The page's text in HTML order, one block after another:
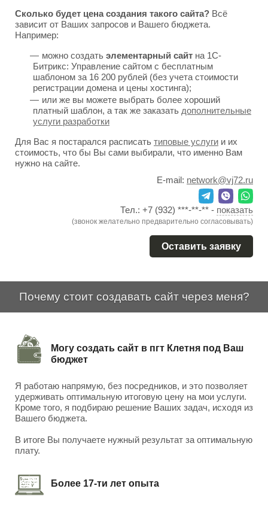
Сколько будет цена создания такого сайта? Всё
зависит от Ваших запросов и Вашего бюджета.
Например:
можно создать элементарный сайт на 1С-
Битрикс: Управление сайтом с бесплатным
шаблоном за 16 200 рублей (без учета стоимости
регистрации домена и цены хостинга);
или же вы можете выбрать более хороший
платный шаблон, а так же заказать дополнительные
услуги разработки
Для Вас я постарался расписать типовые услуги и их
стоимость, что бы Вы сами выбирали, что именно Вам
нужно на сайте.
E-mail: network@vj72.ru
Тел.: +7 (932) ***-**-** - показать
(звонок желательно предварительно согласовывать)
Оставить заявку
Почему стоит создавать сайт через меня?
Могу создать сайт в пгт Клетня под Ваш
бюджет
Я работаю напрямую, без посредников, и это позволяет
удерживать оптимальную итоговую цену на мои услуги.
Кроме того, я подбираю решение Ваших задач, исходя из
Вашего бюджета.
В итоге Вы получаете нужный результат за оптимальную
плату.
Более 17-ти лет опыта